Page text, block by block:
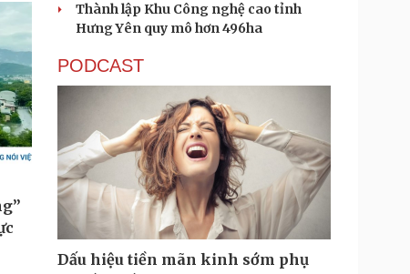
Thành lập Khu Công nghệ cao tỉnh
Hưng Yên quy mô hơn 496ha
PODCAST
Dấu hiệu tiền mãn kinh sớm phụ